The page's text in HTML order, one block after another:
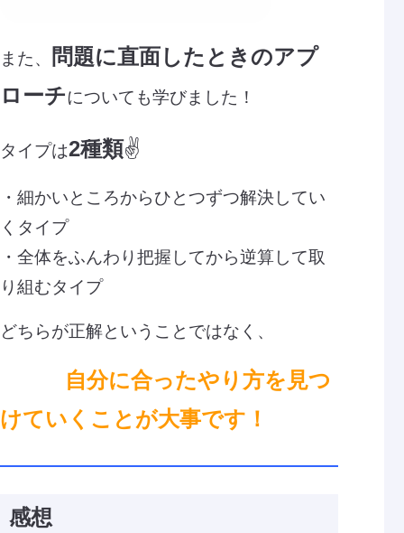
また、
問題に直面したときのアプ
ローチについても学びました！
タイプは2種類✌
・細かいところからひとつずつ解決してい
くタイプ
・全体をふんわり把握してから逆算して取
り組むタイプ
どちらが正解ということではなく、
自分に合ったやり方を見つ
けていくことが大事です！
感想